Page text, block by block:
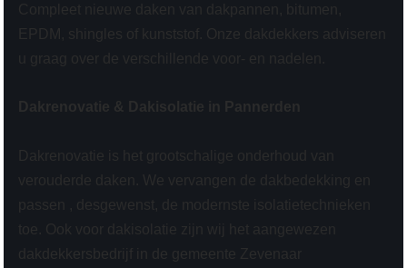
Compleet nieuwe daken van dakpannen, bitumen,
EPDM, shingles of kunststof. Onze dakdekkers adviseren
u graag over de verschillende voor- en nadelen.
Dakrenovatie & Dakisolatie in Pannerden
Dakrenovatie is het grootschalige onderhoud van
verouderde daken. We vervangen de dakbedekking en
passen , desgewenst, de modernste isolatietechnieken
toe. Ook voor dakisolatie zijn wij het aangewezen
dakdekkersbedrijf in de gemeente Zevenaar